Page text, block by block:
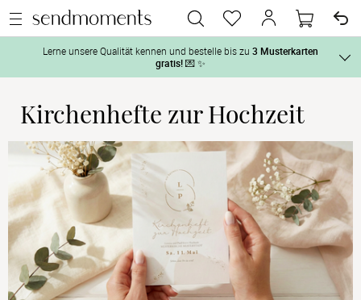
Vor der
Tag der
Nach der
Lerne unsere Qualität kennen und bestelle bis zu 3 Musterkarten
gratis!💌 ✨
Und so geht‘s:
2. Aktiviere „kostenlose Musterkarte“
auf der jeweiligen
Produktseite und lasse Dir die Karten kostenlos per Post zusenden.
Kirchenhefte zur Hochzeit